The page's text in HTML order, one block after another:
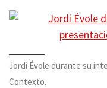
Jordi Évole durante su
Contexto.